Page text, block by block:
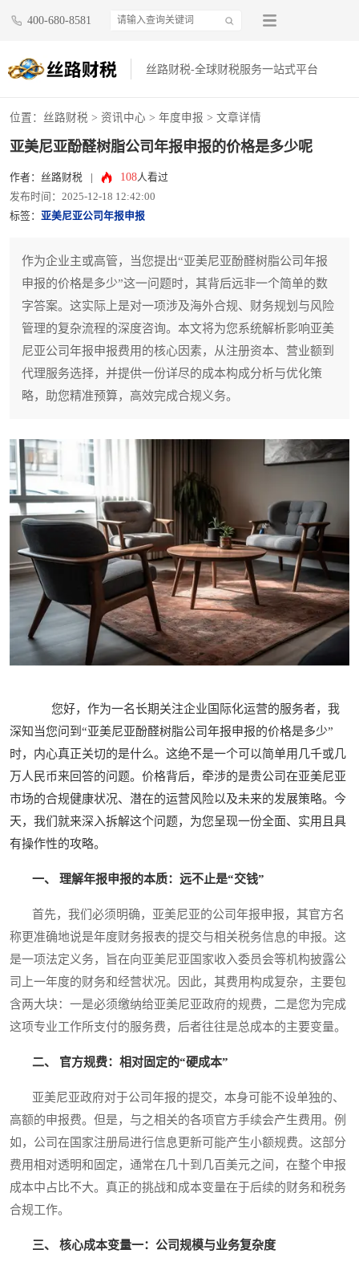
400-680-8581
丝路财税-全球财税服务一站式平台
位置： 丝路财税 > 资讯中心 > 年度申报 > 文章详情
亚美尼亚酚醛树脂公司年报申报的价格是多少呢
作者：丝路财税 108人看过
发布时间：2025-12-18 12:42:00
标签： 亚美尼亚公司年报申报
作为企业主或高管，当您提出“亚美尼亚酚醛树脂公司年报
申报的价格是多少”这一问题时，其背后远非一个简单的数
字答案。这实际上是对一项涉及海外合规、财务规划与风险
管理的复杂流程的深度咨询。本文将为您系统解析影响亚美
尼亚公司年报申报费用的核心因素，从注册资本、营业额到
代理服务选择，并提供一份详尽的成本构成分析与优化策
略，助您精准预算，高效完成合规义务。
您好，作为一名长期关注企业国际化运营的服务者，我
深知当您问到“亚美尼亚酚醛树脂公司年报申报的价格是多少”
时，内心真正关切的是什么。这绝不是一个可以简单用几千或几
万人民币来回答的问题。价格背后，牵涉的是贵公司在亚美尼亚
市场的合规健康状况、潜在的运营风险以及未来的发展策略。今
天，我们就来深入拆解这个问题，为您呈现一份全面、实用且具
有操作性的攻略。
一、 理解年报申报的本质：远不止是“交钱”
首先，我们必须明确，亚美尼亚的公司年报申报，其官方名
称更准确地说是年度财务报表的提交与相关税务信息的申报。这
是一项法定义务，旨在向亚美尼亚国家收入委员会等机构披露公
司上一年度的财务和经营状况。因此，其费用构成复杂，主要包
含两大块：一是必须缴纳给亚美尼亚政府的规费，二是您为完成
这项专业工作所支付的服务费，后者往往是总成本的主要变量。
二、 官方规费：相对固定的“硬成本”
亚美尼亚政府对于公司年报的提交，本身可能不设单独的、
高额的申报费。但是，与之相关的各项官方手续会产生费用。例
如，公司在国家注册局进行信息更新可能产生小额规费。这部分
费用相对透明和固定，通常在几十到几百美元之间，在整个申报
成本中占比不大。真正的挑战和成本变量在于后续的财务和税务
合规工作。
三、 核心成本变量一：公司规模与业务复杂度